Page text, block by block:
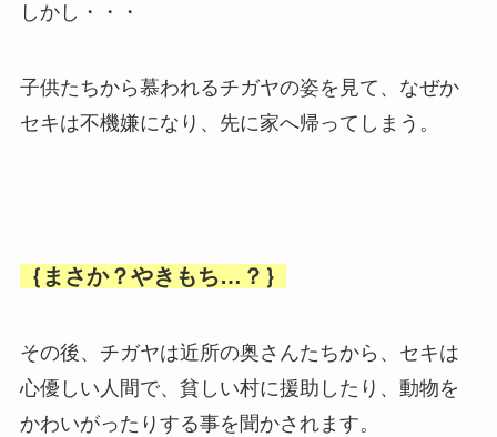
しかし・・・
子供たちから慕われるチガヤの姿を見て、なぜか
セキは不機嫌になり、先に家へ帰ってしまう。
｛まさか？やきもち…？｝
その後、チガヤは近所の奥さんたちから、セキは
心優しい人間で、貧しい村に援助したり、動物を
かわいがったりする事を聞かされます。